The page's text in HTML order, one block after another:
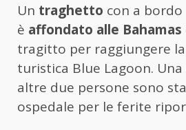
Un traghetto con a
è affondato alle Bahamas
tragitto per raggiungere
turistica Blue Lagoon.
altre due persone sono
ospedale per le ferite